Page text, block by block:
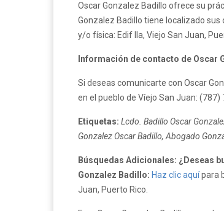
Oscar Gonzalez Badillo ofrece su
Gonzalez Badillo tiene localizado sus
y/o física: Edif Ila, Viejo San Juan,
Información de contacto de Oscar
Si deseas comunicarte con Oscar
en el pueblo de Víejo San Juan:
Etiquetas: Lcdo. Badillo Oscar
Gonzalez Oscar Badillo, Abogado
Búsquedas Adicionales: ¿Deseas
Gonzalez Badillo: Haz clic aquípara
Juan, Puerto Rico.